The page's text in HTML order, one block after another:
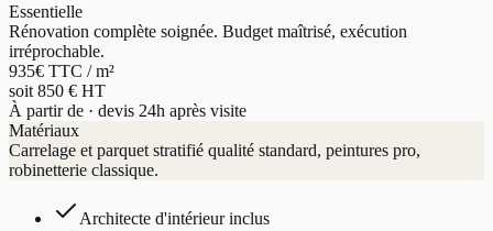
Essentielle
Rénovation complète soignée. Budget maîtrisé, exécution
irréprochable.
935€ TTC / m²
soit 850 € HT
À partir de · devis 24h après visite
Matériaux
Carrelage et parquet stratifié qualité standard, peintures pro,
robinetterie classique.
Architecte d'intérieur inclus